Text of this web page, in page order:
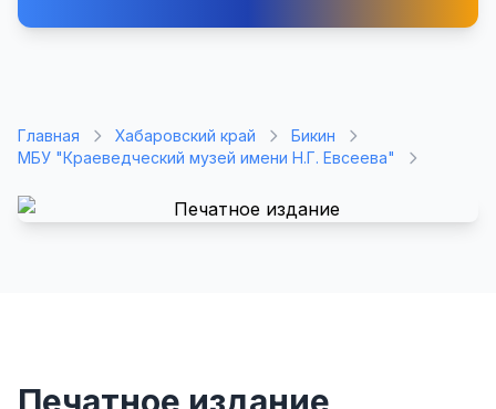
Главная Хабаровский край
Бикин
МБУ "Краеведческий музей имени Н.Г. Евсеева"